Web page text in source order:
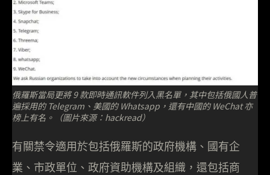
俄羅斯當局更將 9 款即時通訊軟件列入黑名單，其中包括俄國人普
遍採用的 Telegram、美國的 Whatsapp，還有中國的 WeChat 亦
榜上有名。（圖片來源：hackread）
有關禁令適用於包括俄羅斯的政府機構、國有企
業、市政單位、政府資助機構及組織，還包括商